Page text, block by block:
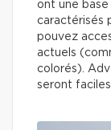
ont une
caractérisés
pouvez
actuels
colorés).
seront